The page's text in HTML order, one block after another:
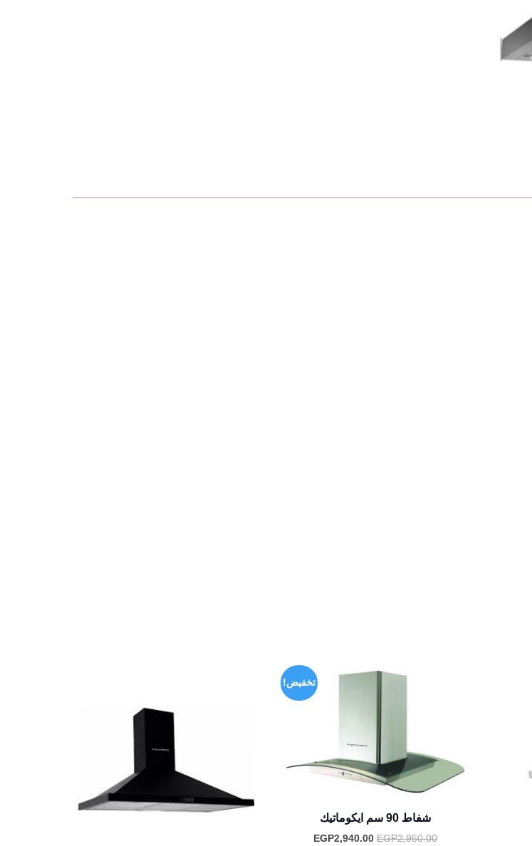
تخفيض!
شفاط 90 سم ايكوماتيك
EGP2,950.00
السعر
EGP2,940.00